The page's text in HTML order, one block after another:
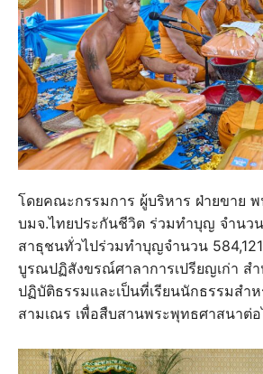
โดยคณะกรรมการ ผู้บริหาร ฝ่ายขาย
บมจ.ไทยประกันชีวิต ร่วมทำบุญ จำนว
สาธุชนทั่วไปร่วมทำบุญจำนวน
บูรณปฏิสังขรณ์ศาลาการเปรียญเก่า สำ
ปฏิบัติธรรมและเป็นที่เรียนนักธรรมสำ
สามเณร เพื่อสืบสานพระพุทธศาสนาต่